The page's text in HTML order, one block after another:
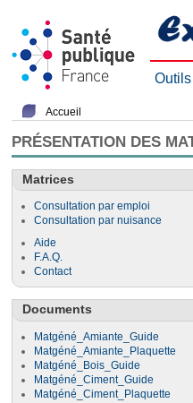
Accueil
PRÉSENTATION DES
Matrices
Consultation par emploi
Consultation par nuisance
Aide
F.A.Q.
Contact
Documents
Matgéné_Amiante_Guide
Matgéné_Amiante_Plaquette
Matgéné_Bois_Guide
Matgéné_Ciment_Guide
Matgéné_Ciment_Plaquette